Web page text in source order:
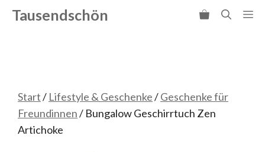
Zum
Inhalt
Tausendschön
Start/ Lifestyle & Geschenke/Geschenke für
Freundinnen/ Bungalow Geschirrtuch Zen
Artichoke